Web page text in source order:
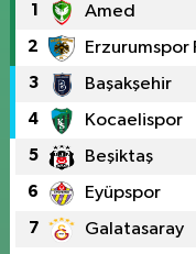
1 Amed
2 Erzurumspor
3 Başakşehir
4 Kocaelispor
5 Beşiktaş
6 Eyüpspor
7 Galatasaray